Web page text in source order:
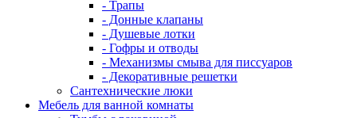
- Трапы
- Донные клапаны
- Душевые лотки
- Гофры и отводы
- Механизмы смыва для писсуаров
- Декоративные решетки
Сантехнические люки
Мебель для ванной комнаты